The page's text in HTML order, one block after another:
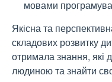
мовами
Якісна та
складових розвитку
отримала знання, які
людиною та знайти